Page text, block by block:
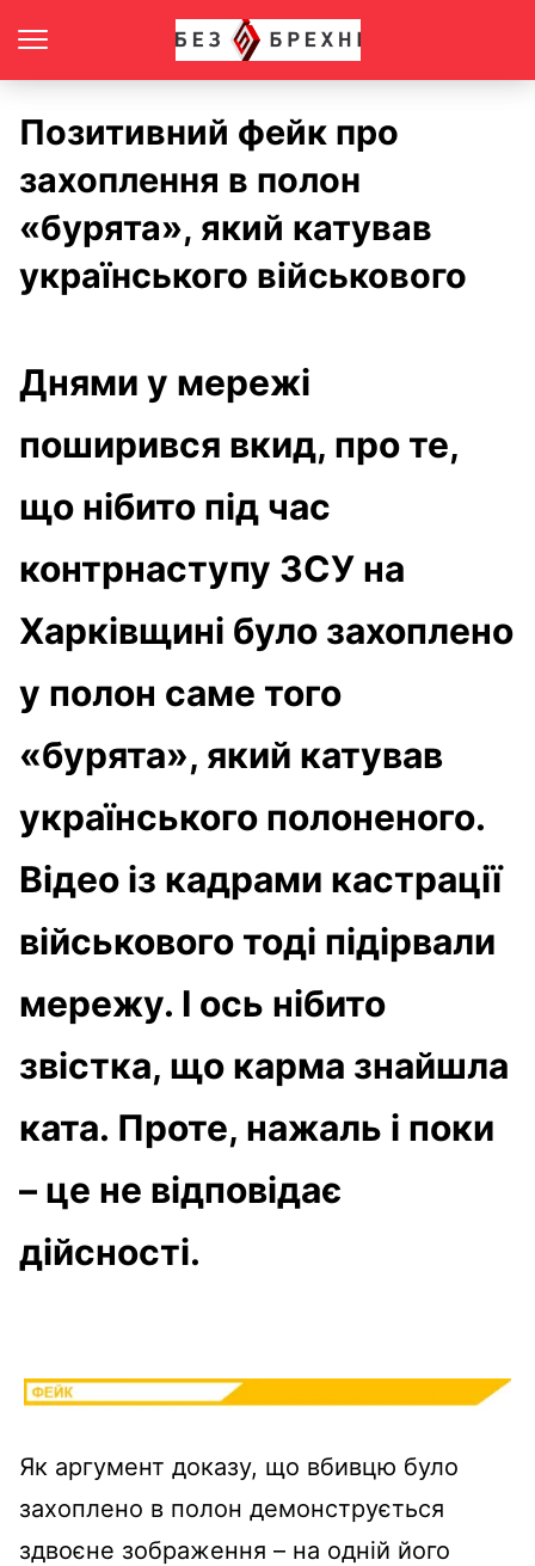
Позитивний фейк про
захоплення в полон
«бурята», який катував
українського військового
Днями у мережі
поширився вкид, про те,
що нібито під час
контрнаступу ЗСУ на
Харківщині було захоплено
у полон саме того
«бурята», який катував
українського полоненого.
Відео із кадрами кастрації
військового тоді підірвали
мережу. І ось нібито
звістка, що карма знайшла
ката. Проте, нажаль і поки
– це не відповідає
дійсності.
Як аргумент доказу, що вбивцю було
захоплено в полон демонструється
здвоєне зображення – на одній його